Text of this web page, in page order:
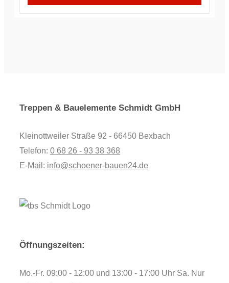
Treppen & Bauelemente Schmidt GmbH
Kleinottweiler Straße 92 - 66450 Bexbach
Telefon: 0 68 26 - 93 38 368
E-Mail: info@schoener-bauen24.de
Öffnungszeiten:
Mo.-Fr. 09:00 - 12:00 und 13:00 - 17:00 Uhr Sa. Nur